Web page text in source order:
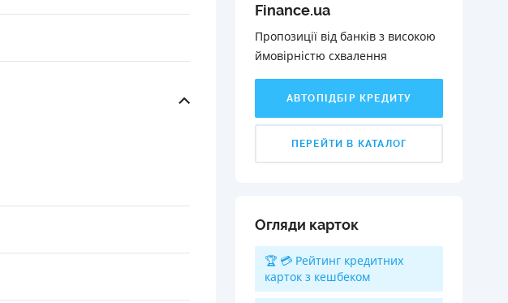
Finance.ua
Пропозиції від банків з високою
ймовірністю схвалення️
АВТОПІДБІР КРЕДИТУ
ПЕРЕЙТИ В КАТАЛОГ
Огляди карток
🏆 💳 Рейтинг кредитних
карток з кешбеком